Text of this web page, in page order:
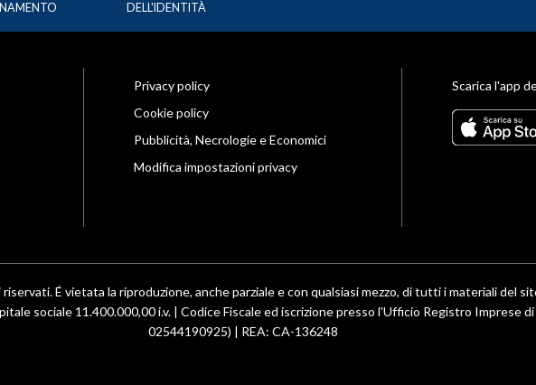
DELL'IDENTITÀ
Privacy policy
Cookie policy
Pubblicità, Necrologie e Economici
Modifica impostazioni privacy
Scarica l'app
É vietata la riproduzione, anche parziale e con qualsiasi mezzo, di tutti i materiali del
sociale 11.400.000,00 i.v. | Codice Fiscale ed iscrizione presso l'Ufficio Registro Imprese
02544190925) | REA: CA-136248